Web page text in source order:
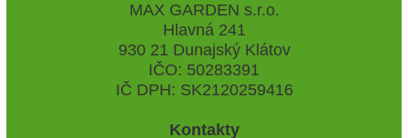
MAX GARDEN s.r.o.
Hlavná 241
930 21 Dunajský Klátov
IČO: 50283391
IČ DPH: SK2120259416
Kontakty